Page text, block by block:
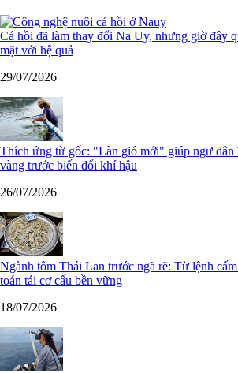
Cá hồi đã làm thay đổi Na Uy, nhưng giờ đây
mặt với hệ quả
29/07/2026
Thích ứng từ gốc: "Làn gió mới" giúp ngư dân
vàng trước biến đổi khí hậu
26/07/2026
Ngành tôm Thái Lan trước ngã rẽ: Từ lệnh
toán tái cơ cấu bền vững
18/07/2026